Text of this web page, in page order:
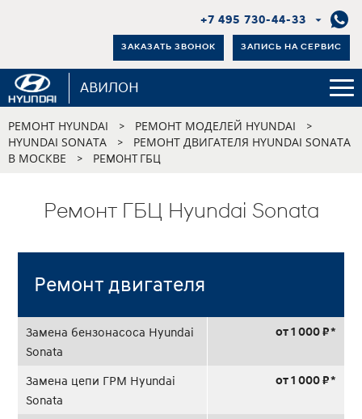
+7 495 730-44-33
ЗАКАЗАТЬ ЗВОНОК ЗАПИСЬ НА СЕРВИС
АВИЛОН
РЕМОНТ HYUNDAI > РЕМОНТ МОДЕЛЕЙ HYUNDAI >
HYUNDAI SONATA >
РЕМОНТ ДВИГАТЕЛЯ HYUNDAI SONATA
В МОСКВЕ
> РЕМОНТ ГБЦ
Ремонт ГБЦ Hyundai Sonata
Ремонт двигателя
Замена бензонасоса Hyundai
Sonata
от 1 000 ₽ *
Замена цепи ГРМ Hyundai
Sonata
от 1 000 ₽ *